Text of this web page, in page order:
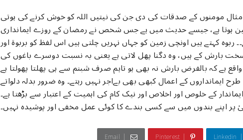
مثال مومنوں کے صدقات کی دی جن کی نیتیں اللہ کو خوش کرنے کی ہوتی
یقین ہوتا ہے، جیسے حدیث میں ہے جس شخص نے رمضان کے روزے ایمانداری
ربوہ کہتے ہیں اونچی زمین کو جہاں نہریں چلتی ہیں اس لفظ کو بربوۃ اور
سخت بارش کے ہیں، وہ دگنا پھل لاتی ہے یعنی بہ نسبت دوسرے باغوں کی
ہے کہ بالفرض بارش نہ بھی ہو تاہم صرف شبنم سے ہی پھلتا پھولتا ہے
ایمانداروں کے اعمال کبھی بھی بےاجر نہیں رہتے۔ وہ ضرور بدلہ دلواتے
کے خلوص اور اخلاص اور نیک کام کی اہمیت کے اعتبار سے بڑھتا ہے۔
پر اپنے بندوں میں سے کسی بندے کا کوئی عمل مخفی اور پوشیدہ نہیں۔
Linkedin
Pinterest
Email